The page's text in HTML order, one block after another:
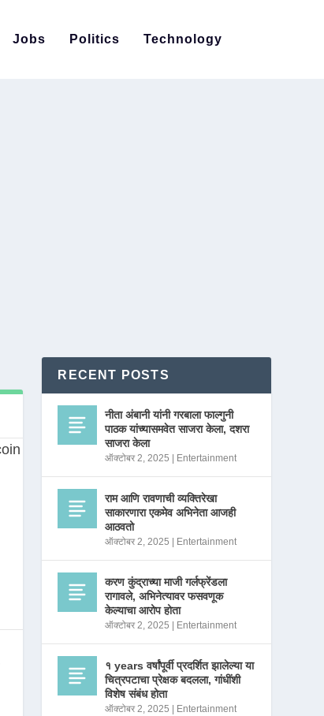
Jobs Politics Technology
RECENT POSTS
नीता अंबानी यांनी गरबाला फाल्गुनी
पाठक यांच्यासमवेत साजरा केला, दशरा
साजरा केला
ऑक्टोबर 2, 2025 Entertainment
राम आणि रावणाची व्यक्तिरेखा
साकारणारा एकमेव अभिनेता आजही
आठवतो
ऑक्टोबर 2, 2025 Entertainment
करण कुंद्राच्या माजी गर्लफ्रेंडला
रागावले, अभिनेत्यावर फसवणूक
केल्याचा आरोप होता
ऑक्टोबर 2, 2025 Entertainment
१ years वर्षांपूर्वी प्रदर्शित झालेल्या या
चित्रपटाचा प्रेक्षक बदलला, गांधींशी
विशेष संबंध होता
ऑक्टोबर 2, 2025 Entertainment